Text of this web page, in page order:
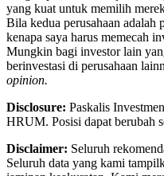
yang kuat untuk memilih
Bila kedua perusahaan adalah
kenapa saya harus memecah
Mungkin bagi investor lain
berinvestasi di perusahaan
opinion.
Disclosure: Paskalis
HRUM. Posisi dapat berubah
Disclaimer: Seluruh
Seluruh data yang kami